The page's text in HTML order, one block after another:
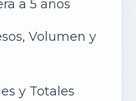
a 5 años
Volumen y
y Totales